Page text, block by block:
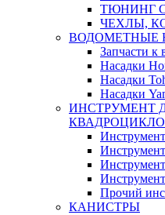
ТЮНИНГ
ЧЕХЛЫ,
ВОДОМЕТНЫЕ
Запчасти к
Насадки
Насадки
Насадки
ИНСТРУМЕНТ
Прочий
КАНИСТРЫ